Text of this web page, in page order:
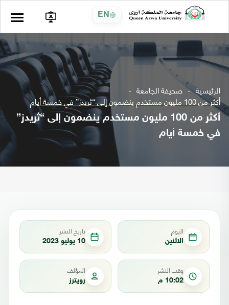
EN
الرئيسية صحيفة الجامعة
أكثر من 100 مليون مستخدم ينضمون إلى “ثريدز” في خمسة أيام
أكثر من 100 مليون مستخدم ينضمون إلى “ثريدز”
في خمسة أيام
اليوم
الاثنين
تاريخ النشر
10 يوليو 2023
وقت النشر
10:02 م
المؤلف
رويترز